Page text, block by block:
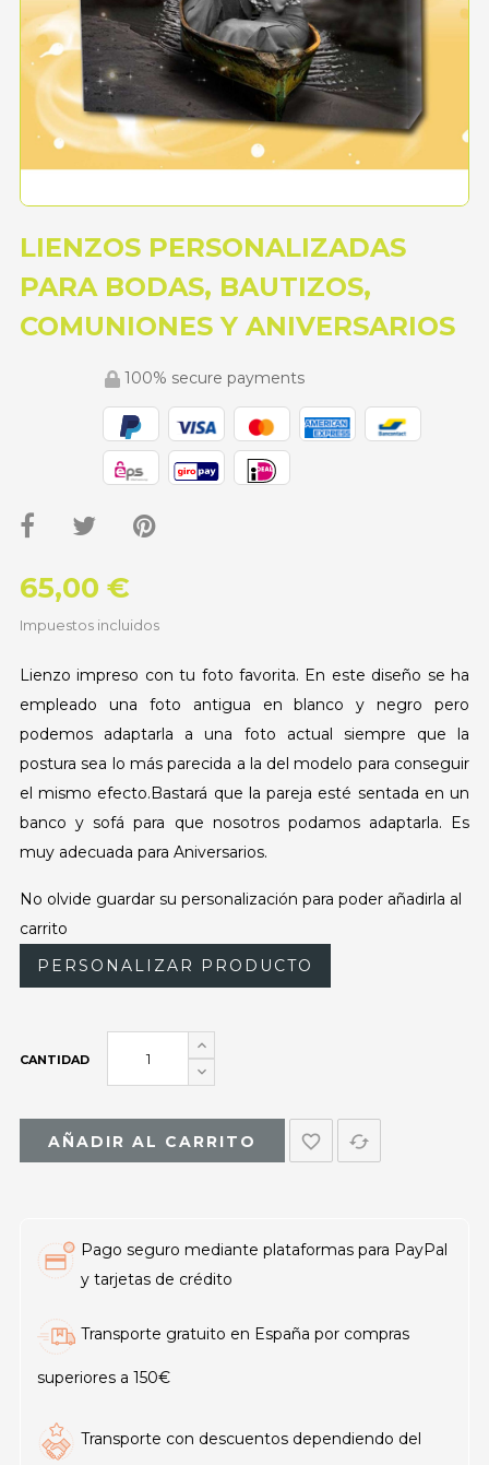
LIENZOS PERSONALIZADAS
PARA BODAS, BAUTIZOS,
COMUNIONES Y ANIVERSARIOS
100% secure payments
65,00 €
Impuestos incluidos
Lienzo impreso con tu foto favorita. En este diseño se ha
empleado una foto antigua en blanco y negro pero
podemos adaptarla a una foto actual siempre que la
postura sea lo más parecida a la del modelo para conseguir
el mismo efecto.Bastará que la pareja esté sentada en un
banco y sofá para que nosotros podamos adaptarla. Es
muy adecuada para Aniversarios.
No olvide guardar su personalización para poder añadirla al
carrito
PERSONALIZAR PRODUCTO
CANTIDAD
AÑADIR AL CARRITO favorite_border cached
Pago seguro mediante plataformas para PayPal
y tarjetas de crédito
Transporte gratuito en España por compras
superiores a 150€
Transporte con descuentos dependiendo del